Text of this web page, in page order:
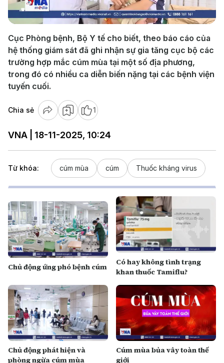
Video
Cục Phòng bệnh, Bộ Y tế cho biết, theo báo cáo của
hệ thống giám sát đã ghi nhận sự gia tăng cục bộ các
trường hợp mắc cúm mùa tại một số địa phương,
trong đó có nhiều ca diễn biến nặng tại các bệnh viện
tuyến cuối.
Chia sẻ 1
VNA | 18-11-2025, 10:24
Từ khóa: cúm mùa cúm Thuốc kháng virus
Chủ động ứng phó bệnh cúm
Có hay không tình trạng
khan thuốc Tamiflu?
Chủ động phát hiện và
phòng ngừa cúm mùa
Cúm mùa bủa vây toàn thế
giới